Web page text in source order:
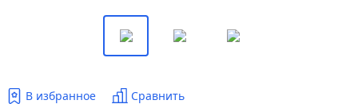
В избранное Сравнить